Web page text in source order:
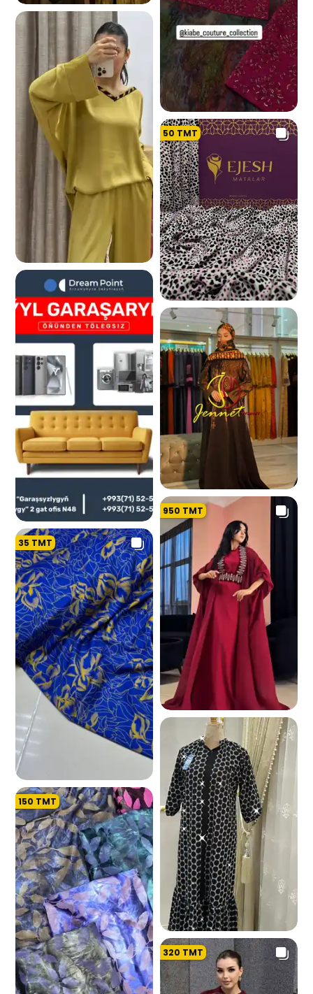
737
1.6 K
3.7 K
815
50 TMT
214.6 K
4.3 K
950 TMT
1.5 K
35 TMT
4.2 K
150 TMT
320 TMT